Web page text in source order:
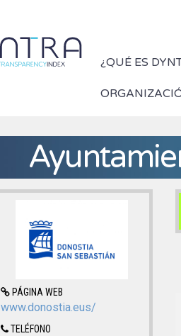
¿QUÉ ES
PÁGINA WEB
www.donostia.eus/
TELÉFONO